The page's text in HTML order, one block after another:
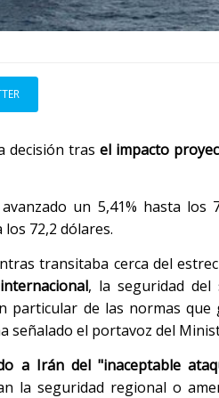
decisión trasel impacto
un 5,41% hasta los
72,2 dólares.
transitaba cerca del
, la seguridad
particular de las normas
el portavoz del
a Irán del "inaceptable
la seguridad regional o